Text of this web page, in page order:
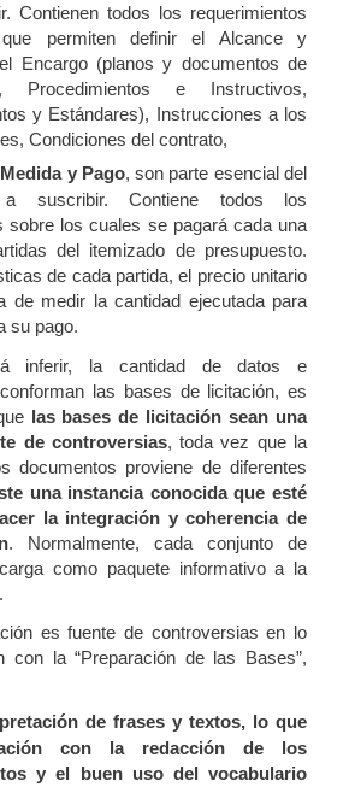
Contienen todos los requerimientos
permiten definir el Alcance y
Encargo (planos y documentos de
Procedimientos e Instructivos,
y Estándares), Instrucciones a los
Condiciones del contrato,
y Pago, son parte esencial del
a suscribir. Contiene todos los
sobre los cuales se pagará cada una
del itemizado de presupuesto.
de cada partida, el precio unitario
de medir la cantidad ejecutada para
su pago.
inferir, la cantidad de datos e
las bases de licitación, es
las bases de licitación sean una
de controversias, toda vez que la
documentos proviene de diferentes
una instancia conocida que esté
la integración y coherencia de
. Normalmente, cada conjunto de
como paquete informativo a la
es fuente de controversias en lo
con la “Preparación de las Bases”,
de frases y textos, lo que
con la redacción de los
y el buen uso del vocabulario